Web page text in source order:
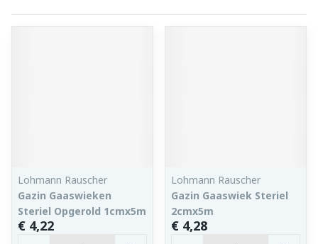
Lohmann Rauscher
Gazin Gaaswieken
Steriel Opgerold 1cmx5m
€ 4,22
Lohmann Rauscher
Gazin Gaaswiek Steriel
2cmx5m
€ 4,28